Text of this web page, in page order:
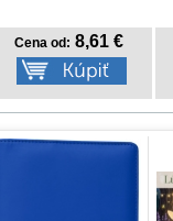
Cena od: 8,61 €